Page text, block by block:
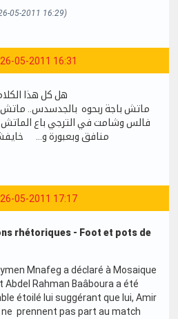
05-2011 16:29)
26-05-2011 16:31
هل كل هذا
ماتش باجة ربحوه بالجدسدس..
فالس وشامت في الترجي باع الماتش
منافق وبعبورة و... خايفش
26-05-2011 17:17
rhétoriques - Foot et pots de
Mnafeg a déclaré à Mosaique
Abdel Rahman Baâboura a été
étoilé lui suggérant que lui, Amir
prennent pas part au match